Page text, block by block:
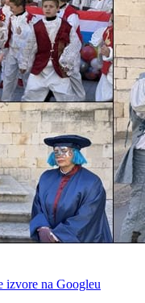
izvore na Googleu